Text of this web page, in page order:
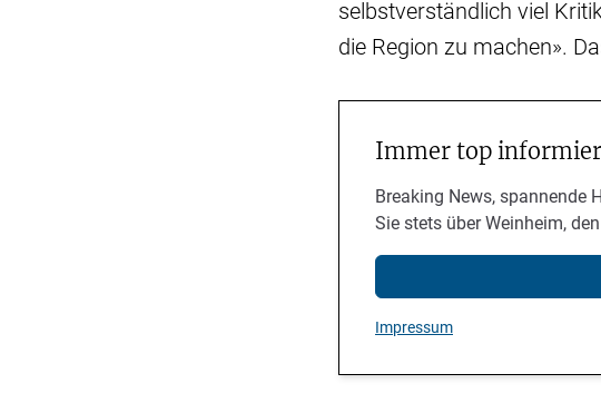
selbstverständlich viel
die Region zu machen».
Immer top
Breaking News, spannende
Sie stets über Weinheim,
Impressum